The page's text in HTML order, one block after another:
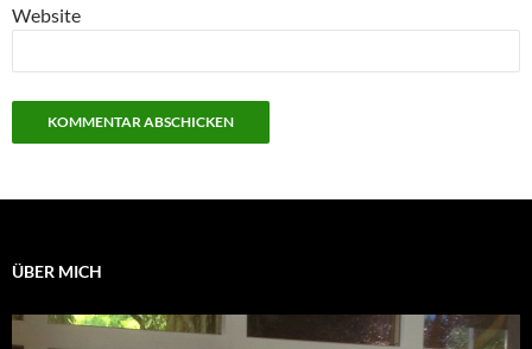
Website
ÜBER MICH